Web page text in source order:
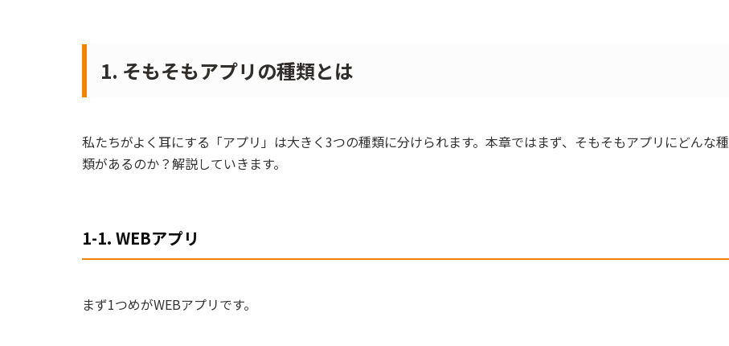
1. そもそもアプリの種類とは
私たちがよく耳にする「アプリ」は大きく3つの種類に分けられます。本章ではまず、そもそもアプリにどんな種
類があるのか？解説していきます。
1-1. WEBアプリ
まず1つめがWEBアプリです。